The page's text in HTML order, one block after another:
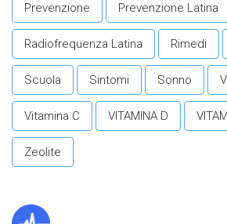
Prevenzione Prevenzione Latina
Radiofrequenza Latina Rimedi
Scuola Sintomi Sonno
Vitamina C VITAMINA D
Zeolite